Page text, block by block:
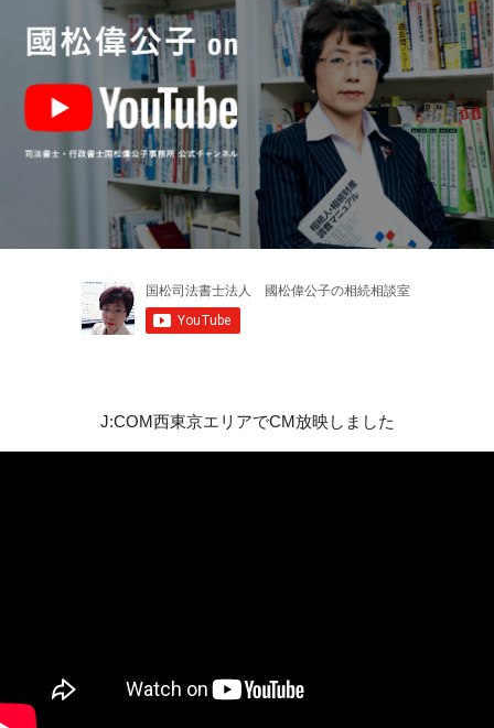
J:COM西東京エリアでCM放映しました